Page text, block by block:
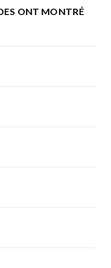
ONT MONTRÉ